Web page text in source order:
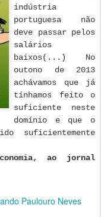
indústria
portuguesa não
deve passar pelos
salários
baixos(...) No
outono de 2013
achávamos que já
tínhamos feito o
suficiente neste
domínio e que o
suficientemente
ao jornal
Paulouro Neves